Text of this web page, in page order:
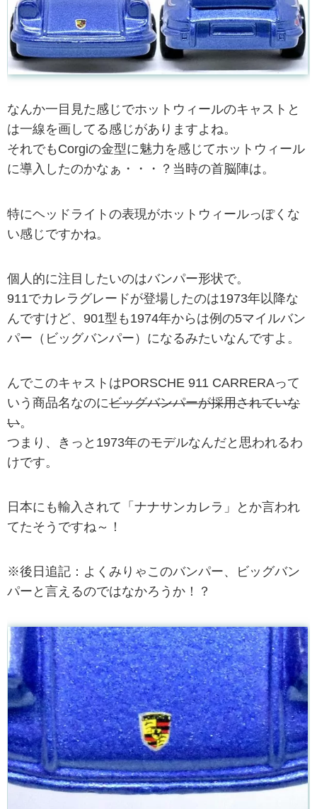
なんか一目見た感じでホットウィールのキャストと
は一線を画してる感じがありますよね。
それでもCorgiの金型に魅力を感じてホットウィール
に導入したのかなぁ・・・？当時の首脳陣は。
特にヘッドライトの表現がホットウィールっぽくな
い感じですかね。
個人的に注目したいのはバンパー形状で。
911でカレラグレードが登場したのは1973年以降な
んですけど、901型も1974年からは例の5マイルバン
パー（ビッグバンパー）になるみたいなんですよ。
んでこのキャストはPORSCHE 911 CARRERAって
いう商品名なのにビッグバンパーが採用されていな
い。
つまり、きっと1973年のモデルなんだと思われるわ
けです。
日本にも輸入されて「ナナサンカレラ」とか言われ
てたそうですね～！
※後日追記：よくみりゃこのバンパー、ビッグバン
パーと言えるのではなかろうか！？